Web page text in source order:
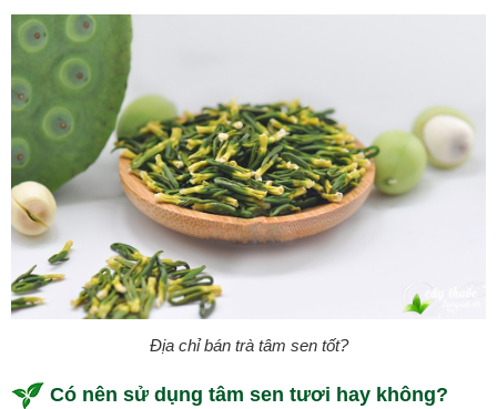
Địa chỉ bán trà tâm sen tốt?
Có nên sử dụng tâm sen tươi hay không?